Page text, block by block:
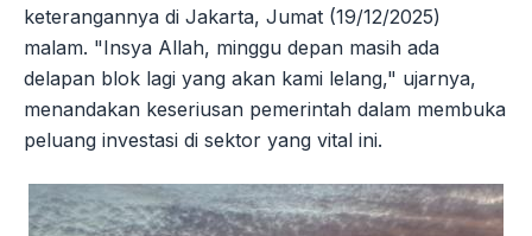
keterangannya di Jakarta, Jumat (19/12/2025)
malam. "Insya Allah, minggu depan masih ada
delapan blok lagi yang akan kami lelang," ujarnya,
menandakan keseriusan pemerintah dalam membuka
peluang investasi di sektor yang vital ini.